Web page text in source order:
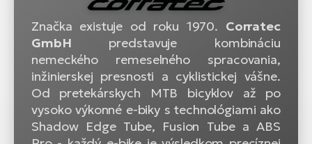
Značka existuje od roku 1970. Corratec
GmbH predstavuje kombináciu
nemeckého remeselného spracovania,
inžinierskej presnosti a cyklistickej vášne.
Od pretekárskych MTB bicyklov až po
vysoko výkonné e-biky s technológiami ako
Shadow Edge Tube, Fusion Tube a ABS